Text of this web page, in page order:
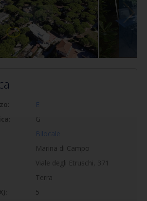
E
G
Bilocale
Marina di Campo
Viale degli Etruschi, 371
Terra
5